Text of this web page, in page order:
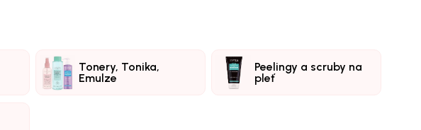
Tonery, Tonika,
Emulze
Peelingy a scruby na
pleť